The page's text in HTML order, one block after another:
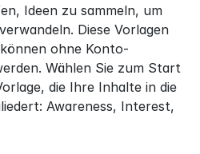
Ideen zu sammeln, um
Diese Vorlagen
ohne Konto-
Wählen Sie zum Start
die Ihre Inhalte in die
Awareness, Interest,